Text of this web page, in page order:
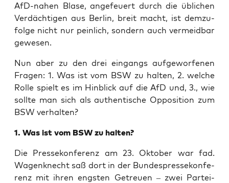
AfD-nahen Bla­se, ange­feu­ert durch die übli­chen
Ver­däch­ti­gen aus Ber­lin, breit macht, ist dem­zu­
fol­ge nicht nur pein­lich, son­dern auch ver­meid­bar
gewesen.
Nun aber zu den drei ein­gangs auf­ge­wor­fe­nen
Fra­gen: 1. Was ist vom BSW zu hal­ten, 2. wel­che
Rol­le spielt es im Hin­blick auf die AfD und, 3., wie
soll­te man sich als authen­ti­sche Oppo­si­ti­on zum
BSW verhalten?
1. Was ist vom BSW zu halten?
Die Pres­se­kon­fe­renz am 23. Okto­ber war fad.
Wagen­knecht saß dort in der Bun­des­pres­se­kon­fe­
renz mit ihren engs­ten Getreu­en – zwei Par­tei­